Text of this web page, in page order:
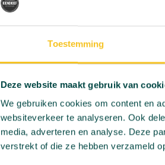
Toestemming
Deze website maakt gebruik van
We gebruiken cookies om content en
websiteverkeer te analyseren. Ook
media, adverteren en analyse. Deze
verstrekt of die ze hebben verzameld
Bezoek